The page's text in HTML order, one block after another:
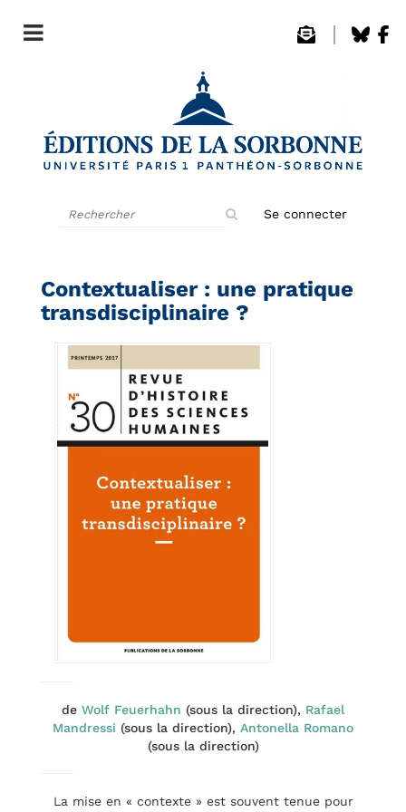
Se connecter
Contextualiser : une pratique
transdisciplinaire ?
de Wolf Feuerhahn (sous la direction), Rafael
Mandressi (sous la direction), Antonella Romano
(sous la direction)
La mise en « contexte » est souvent tenue pour